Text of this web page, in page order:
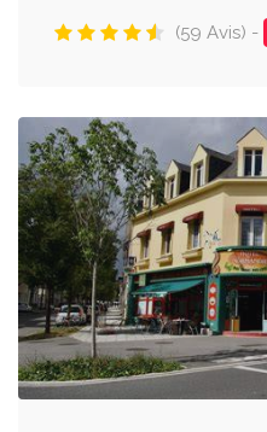
(59 Avis) -